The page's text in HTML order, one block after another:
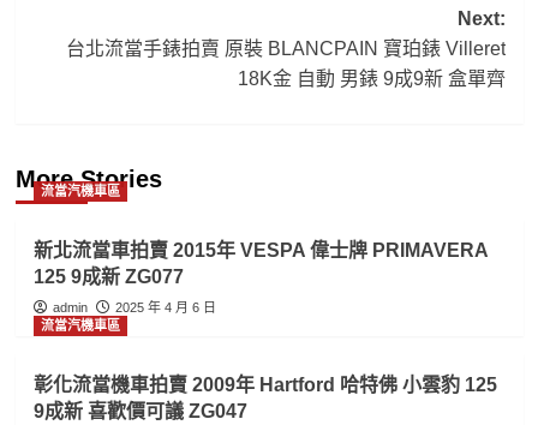
Next:
台北流當手錶拍賣 原裝 BLANCPAIN 寶珀錶 Villeret
18K金 自動 男錶 9成9新 盒單齊
More Stories
流當汽機車區
新北流當車拍賣 2015年 VESPA 偉士牌 PRIMAVERA
125 9成新 ZG077
admin
2025 年 4 月 6 日
流當汽機車區
彰化流當機車拍賣 2009年 Hartford 哈特佛 小雲豹 125
9成新 喜歡價可議 ZG047